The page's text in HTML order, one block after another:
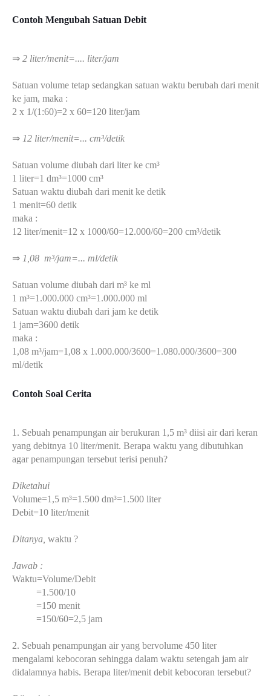
Contoh Mengubah Satuan Debit
⇒ 2 liter/menit=.... liter/jam
Satuan volume tetap sedangkan satuan waktu berubah dari menit
ke jam, maka :
2 x 1/(1:60)=2 x 60=120 liter/jam
⇒ 12 liter/menit=... cm³/detik
Satuan volume diubah dari liter ke cm³
1 liter=1 dm³=1000 cm³
Satuan waktu diubah dari menit ke detik
1 menit=60 detik
maka :
12 liter/menit=12 x 1000/60=12.000/60=200 cm³/detik
⇒ 1,08 m³/jam=... ml/detik
Satuan volume diubah dari m³ ke ml
1 m³=1.000.000 cm³=1.000.000 ml
Satuan waktu diubah dari jam ke detik
1 jam=3600 detik
maka :
1,08 m³/jam=1,08 x 1.000.000/3600=1.080.000/3600=300
ml/detik
Contoh Soal Cerita
1. Sebuah penampungan air berukuran 1,5 m³ diisi air dari keran
yang debitnya 10 liter/menit. Berapa waktu yang dibutuhkan
agar penampungan tersebut terisi penuh?
Diketahui
Volume=1,5 m³=1.500 dm³=1.500 liter
Debit=10 liter/menit
Ditanya, waktu ?
Jawab :
Waktu=Volume/Debit
=1.500/10
=150 menit
=150/60=2,5 jam
2. Sebuah penampungan air yang bervolume 450 liter
mengalami kebocoran sehingga dalam waktu setengah jam air
didalamnya habis. Berapa liter/menit debit kebocoran tersebut?